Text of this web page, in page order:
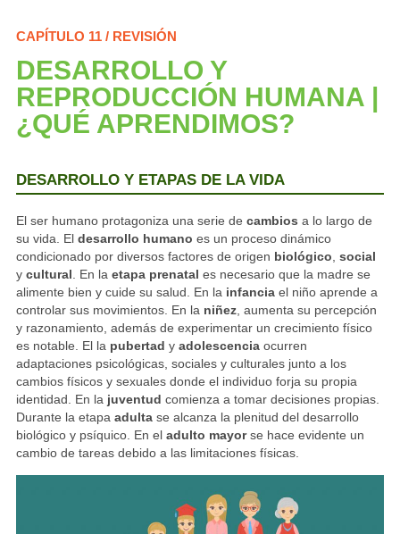
CAPÍTULO 11 / REVISIÓN
DESARROLLO Y
REPRODUCCIÓN HUMANA |
¿QUÉ APRENDIMOS?
DESARROLLO Y ETAPAS DE LA VIDA
El ser humano protagoniza una serie de cambios a lo largo de
su vida. El desarrollo humano es un proceso dinámico
condicionado por diversos factores de origen biológico social
y cultural . En la etapa prenatal es necesario que la madre se
alimente bien y cuide su salud. En la infanciael niño aprende a
controlar sus movimientos. En la niñez, aumenta su percepción
y razonamiento, además de experimentar un crecimiento físico
es notable. El la pubertad y adolescenciaocurren
adaptaciones psicológicas, sociales y culturales junto a los
cambios físicos y sexuales donde el individuo forja su propia
identidad. En la juventud comienza a tomar decisiones propias.
Durante la etapa adultase alcanza la plenitud del desarrollo
biológico y psíquico. En el adulto mayorse hace evidente un
cambio de tareas debido a las limitaciones físicas.